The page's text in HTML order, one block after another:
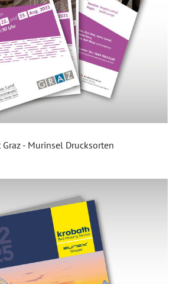
Graz - Murinsel Drucksorten